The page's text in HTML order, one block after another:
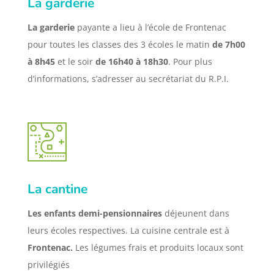
La garderiepayante a lieu à l’école de Frontenac
pour toutes les classes des 3 écoles le matin de 7h00
à 8h45et le soir de 16h40 à 18h30. Pour plus
d’informations, s’adresser au secrétariat du R.P.I.
La cantine
Les enfants demi-pensionnairesdéjeunent dans
leurs écoles respectives. La cuisine centrale est à
Frontenac. Les légumes frais et produits locaux sont
privilégiés